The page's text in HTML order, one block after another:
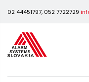
02 44451797, 052 7722729